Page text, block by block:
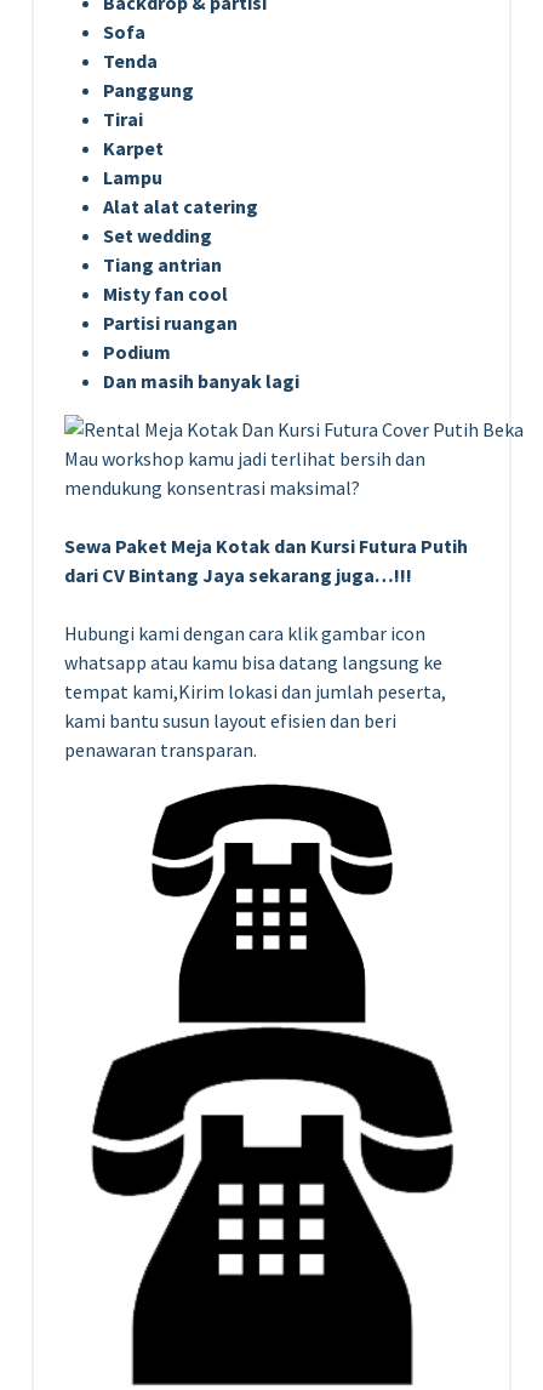
Sofa
Tenda
Panggung
Tirai
Karpet
Lampu
Alat alat catering
Set wedding
Tiang antrian
Misty fan cool
Partisi ruangan
Podium
Dan masih banyak lagi
Mau workshop kamu jadi terlihat bersih dan
mendukung konsentrasi maksimal?
Sewa Paket Meja Kotak dan Kursi Futura Putih
dari CV Bintang Jaya sekarang juga…!!!
Hubungi kami dengan cara klik gambar icon
whatsapp atau kamu bisa datang langsung ke
tempat kami,Kirim lokasi dan jumlah peserta,
kami bantu susun layout efisien dan beri
penawaran transparan.